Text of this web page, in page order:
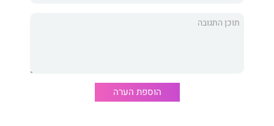
הרגליים ומנהלות חקירה עצמאית משלהן.
שלה, גם על מירי וגם על עצמה. אבל בכל פעם שהיא מרגישה שהיא
מתקרבת לאמת, היא מקבלת תזכורת כואבת לכך שלפעמים דברים
הוספת הערה